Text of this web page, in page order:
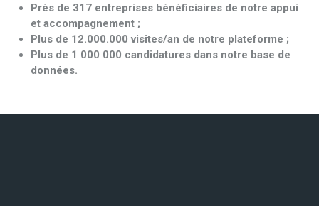
Près de 317 entreprises bénéficiaires de notre appui
et accompagnement ;
Plus de 12.000.000 visites/an de notre plateforme ;
Plus de 1 000 000 candidatures dans notre base de
données.